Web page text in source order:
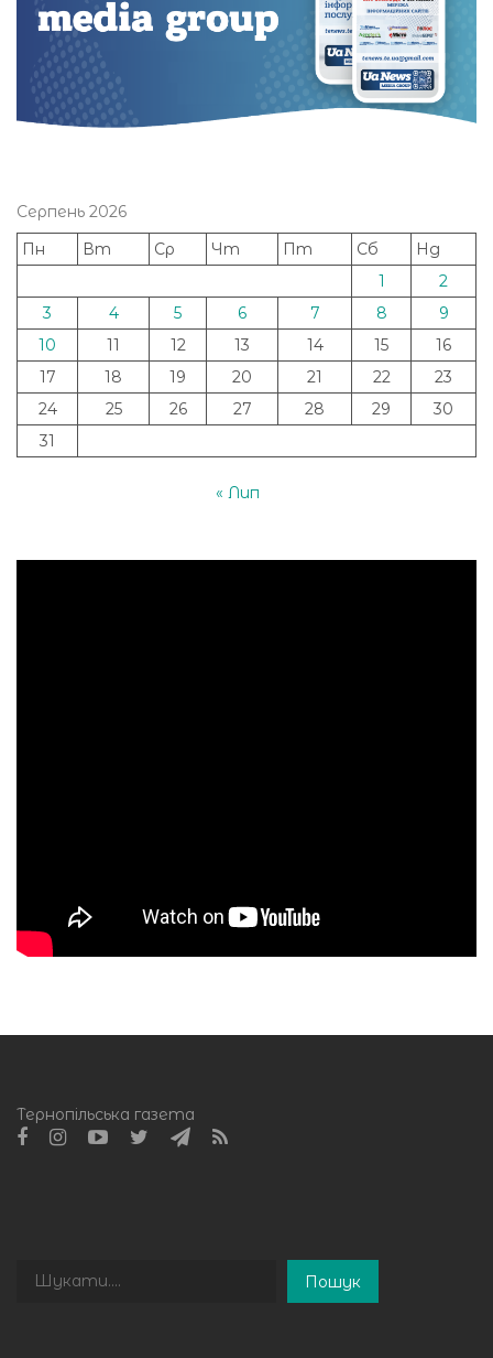
Серпень 2026
Пн
Вт Ср Чт Пт Сб
Нд
1
2
3
4 5 6 7 8
9
10
11 12 13 14 15
16
17
18 19 20 21 22
23
24
25 26 27 28 29
30
31
« Лип
Тернопільська газета
Пошук
Пошук